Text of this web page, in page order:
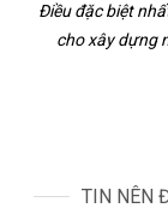
Điều đặc biệt
cho xây dựng
TIN NÊN